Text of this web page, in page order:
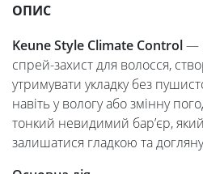
ОПИС
Keune Style Climate Control—
спрей-захист для волосся,
утримувати укладку без
навіть у вологу або змінну
тонкий невидимий бар’єр,
залишатися гладкою та